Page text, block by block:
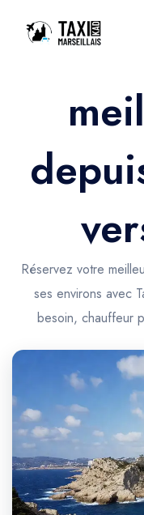
Accueil
Nos services
Nos services
Trajet Gare
Trajet Port
Trajet Séminaire
Trajet Santé
Trajet Longue
Taxis aéroport
Réservation
Actualités &
Contactez-nous
Réservez votre
ses environs avec
besoin, chauffeur